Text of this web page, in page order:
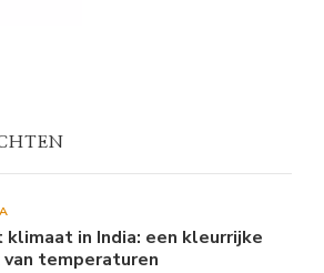
klimaat in India: een kleurrijke
van temperaturen